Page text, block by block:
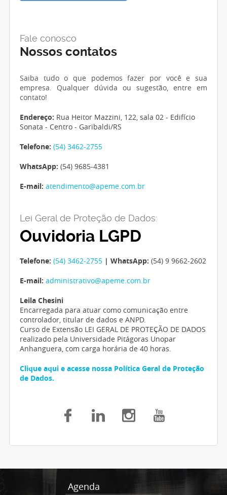
Fale conosco
Nossos contatos
Saiba tudo o que podemos fazer por você e sua
empresa. Qualquer dúvida ou sugestão, entre em
contato!
Endereço: Rua Heitor Mazzini, 122, sala 02 - Edifício
Sonata - Centro - Garibaldi/RS
Telefone: (54) 3462-2755
WhatsApp: (54) 9685-4381
E-mail: atendimento@apeme.com.br
Lei Geral de Proteção de Dados:
Ouvidoria LGPD
Telefone: (54) 3462-2755 | WhatsApp: (54) 9 9662-2602
E-mail: administrativo@apeme.com.br
Leila Chesini
Encarregada para atuar como comunicação entre
controlador, titular de dados e ANPD.
Curso de Extensão LEI GERAL DE PROTEÇÃO DE DADOS
realizado pela Universidade Pitágoras Unopar
Anhanguera, com carga horária de 40 horas.
Clique aqui e acesse nossa Política Geral de Proteção
de Dados.
Agenda